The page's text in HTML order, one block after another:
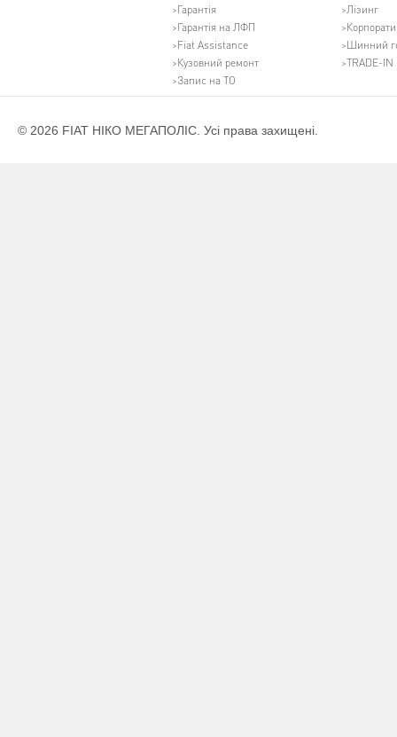
Гарантія
Гарантія на ЛФП
Fiat Assistance
Кузовний ремонт
Запис на ТО
Лізинг
Шинний
TRADE-IN
© 2026 FIAT НІКО МЕГАПОЛІС. Усі права захищені.